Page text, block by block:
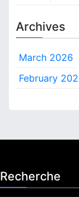
Archives
March 2026
February
Recherche